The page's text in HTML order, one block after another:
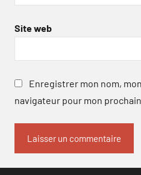
Site web
Enregistrer mon nom,
navigateur pour mon